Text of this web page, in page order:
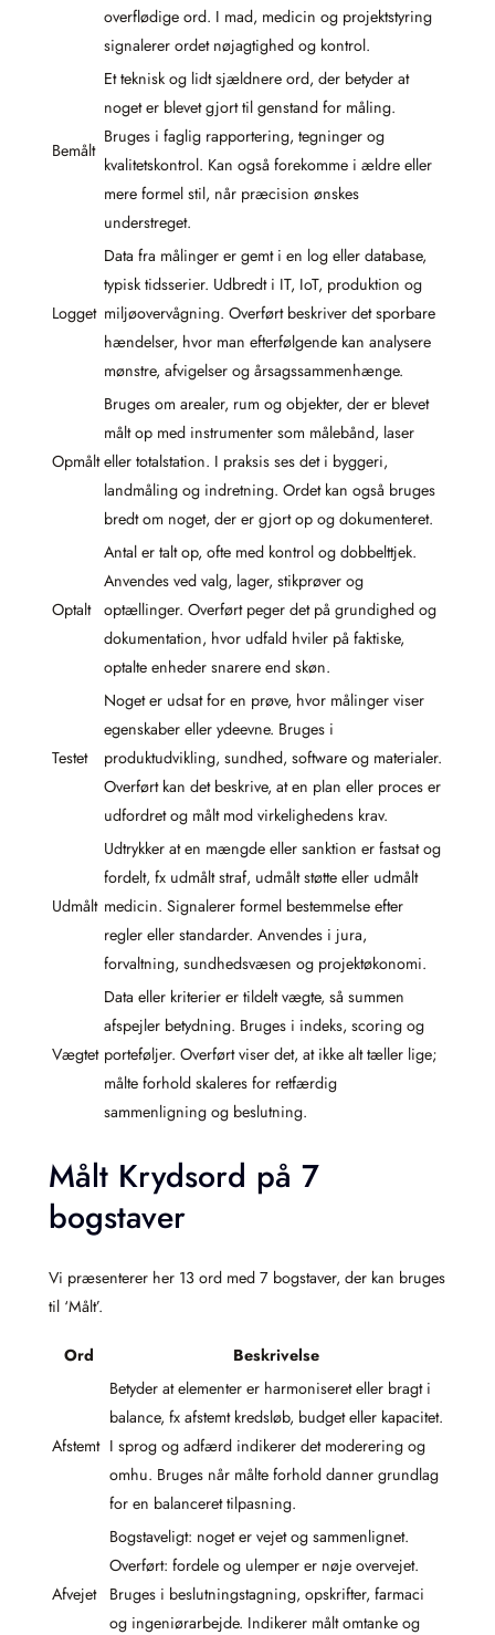
overflødige ord. I mad, medicin og projektstyring
signalerer ordet nøjagtighed og kontrol.
Bemålt
Et teknisk og lidt sjældnere ord, der betyder at
noget er blevet gjort til genstand for måling.
Bruges i faglig rapportering, tegninger og
kvalitetskontrol. Kan også forekomme i ældre eller
mere formel stil, når præcision ønskes
understreget.
Logget
Data fra målinger er gemt i en log eller database,
typisk tidsserier. Udbredt i IT, IoT, produktion og
miljøovervågning. Overført beskriver det sporbare
hændelser, hvor man efterfølgende kan analysere
mønstre, afvigelser og årsagssammenhænge.
Opmålt
Bruges om arealer, rum og objekter, der er blevet
målt op med instrumenter som målebånd, laser
eller totalstation. I praksis ses det i byggeri,
landmåling og indretning. Ordet kan også bruges
bredt om noget, der er gjort op og dokumenteret.
Optalt
Antal er talt op, ofte med kontrol og dobbelttjek.
Anvendes ved valg, lager, stikprøver og
optællinger. Overført peger det på grundighed og
dokumentation, hvor udfald hviler på faktiske,
optalte enheder snarere end skøn.
Testet
Noget er udsat for en prøve, hvor målinger viser
egenskaber eller ydeevne. Bruges i
produktudvikling, sundhed, software og materialer.
Overført kan det beskrive, at en plan eller proces er
udfordret og målt mod virkelighedens krav.
Udmålt
Udtrykker at en mængde eller sanktion er fastsat og
fordelt, fx udmålt straf, udmålt støtte eller udmålt
medicin. Signalerer formel bestemmelse efter
regler eller standarder. Anvendes i jura,
forvaltning, sundhedsvæsen og projektøkonomi.
Vægtet
Data eller kriterier er tildelt vægte, så summen
afspejler betydning. Bruges i indeks, scoring og
porteføljer. Overført viser det, at ikke alt tæller lige;
målte forhold skaleres for retfærdig
sammenligning og beslutning.
Målt Krydsord på 7
bogstaver
Vi præsenterer her 13 ord med 7 bogstaver, der kan bruges
til ‘Målt’.
Ord Beskrivelse
Afstemt
Betyder at elementer er harmoniseret eller bragt i
balance, fx afstemt kredsløb, budget eller kapacitet.
I sprog og adfærd indikerer det moderering og
omhu. Bruges når målte forhold danner grundlag
for en balanceret tilpasning.
Afvejet
Bogstaveligt: noget er vejet og sammenlignet.
Overført: fordele og ulemper er nøje overvejet.
Bruges i beslutningstagning, opskrifter, farmaci
og ingeniørarbejde. Indikerer målt omtanke og